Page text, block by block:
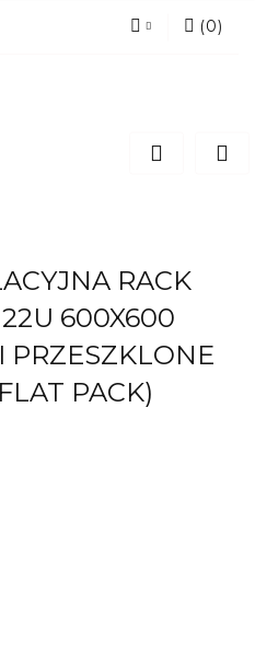
(0)
RACK
600X600
PRZESZKLONE
PACK)